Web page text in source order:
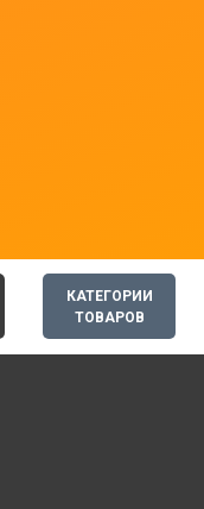
КАТЕГОРИИ
ТОВАРОВ